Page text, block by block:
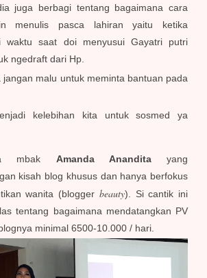
juga berbagi tentang bagaimana cara
menulis pasca lahiran yaitu ketika
waktu saat doi menyusui Gayatri putri
ngedraft dari Hp.
jangan malu untuk meminta bantuan pada
kelebihan kita untuk sosmed ya
mbak Amanda Ananditayang
kisah blog khusus dan hanya berfokus
wanita (blogger beauty). Si cantik ini
tentang bagaimana mendatangkan PV
minimal 6500-10.000 / hari.